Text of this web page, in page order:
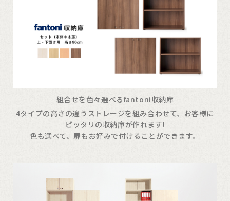
組合せを色々選べるfantoni収納庫
4タイプの高さの違うストレージを組み合わせて、お客様に
ピッタリの収納庫が作れます!
色も選べて、扉もお好みで付けることができます。